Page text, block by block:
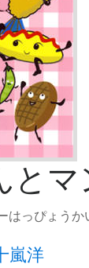
と
っぴょうか
嵐洋